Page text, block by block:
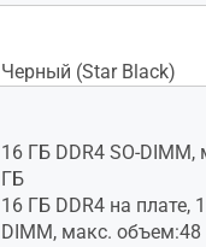
Черный (Star Black)
16 ГБ DDR4 SO-
ГБ
16 ГБ DDR4 на плате,
DIMM, макс. объем:48